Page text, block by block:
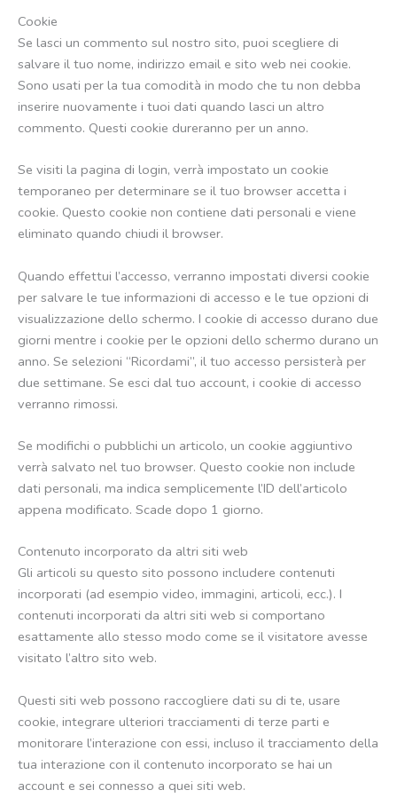
Cookie
Se lasci un commento sul nostro sito, puoi scegliere di
salvare il tuo nome, indirizzo email e sito web nei cookie.
Sono usati per la tua comodità in modo che tu non debba
inserire nuovamente i tuoi dati quando lasci un altro
commento. Questi cookie dureranno per un anno.
Se visiti la pagina di login, verrà impostato un cookie
temporaneo per determinare se il tuo browser accetta i
cookie. Questo cookie non contiene dati personali e viene
eliminato quando chiudi il browser.
Quando effettui l’accesso, verranno impostati diversi cookie
per salvare le tue informazioni di accesso e le tue opzioni di
visualizzazione dello schermo. I cookie di accesso durano due
giorni mentre i cookie per le opzioni dello schermo durano un
anno. Se selezioni “Ricordami”, il tuo accesso persisterà per
due settimane. Se esci dal tuo account, i cookie di accesso
verranno rimossi.
Se modifichi o pubblichi un articolo, un cookie aggiuntivo
verrà salvato nel tuo browser. Questo cookie non include
dati personali, ma indica semplicemente l’ID dell’articolo
appena modificato. Scade dopo 1 giorno.
Contenuto incorporato da altri siti web
Gli articoli su questo sito possono includere contenuti
incorporati (ad esempio video, immagini, articoli, ecc.). I
contenuti incorporati da altri siti web si comportano
esattamente allo stesso modo come se il visitatore avesse
visitato l’altro sito web.
Questi siti web possono raccogliere dati su di te, usare
cookie, integrare ulteriori tracciamenti di terze parti e
monitorare l’interazione con essi, incluso il tracciamento della
tua interazione con il contenuto incorporato se hai un
account e sei connesso a quei siti web.